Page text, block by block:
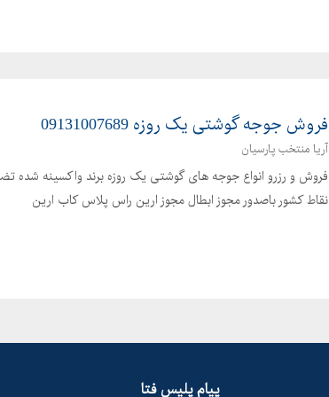
فروش جوجه گوشتی یک روزه 09131007689
آریا منتخب پارسیان
فروش و رزرو انواع جوجه های گوشتی یک روزه برند واکسینه شده
نقاط کشور باصدور مجوز ابطال مجوز ارین راس پلاس کاب ارین
پیام پلیس فتا